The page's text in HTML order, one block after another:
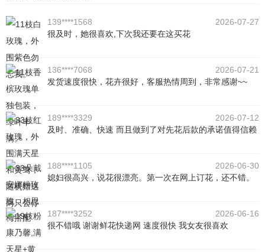
139****1568
2026-07-27
很及时，她很喜欢,下次我还要在这买花
136****7068
2026-07-21
发货速度很快，花卉很好，客服热情周到，非常感谢~~
189****3329
2026-07-12
及时、准确、快速 而且做到了对先花后款的承诺值得信赖
188****1105
2026-06-30
媳妇很高兴，说花很漂亮。第一次在网上订花，还不错。
187****3252
2026-06-16
很不错哦 谢谢鲜花快递网 速度很快 我女友很喜欢